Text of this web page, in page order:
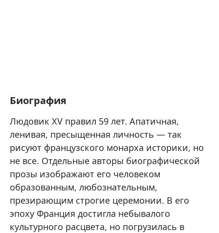
Биография
Людовик XV правил 59 лет. Апатичная,
ленивая, пресыщенная личность — так
рисуют французского монарха историки, но
не все. Отдельные авторы биографической
прозы изображают его человеком
образованным, любознательным,
презирающим строгие церемонии. В его
эпоху Франция достигла небывалого
культурного расцвета, но погрузилась в